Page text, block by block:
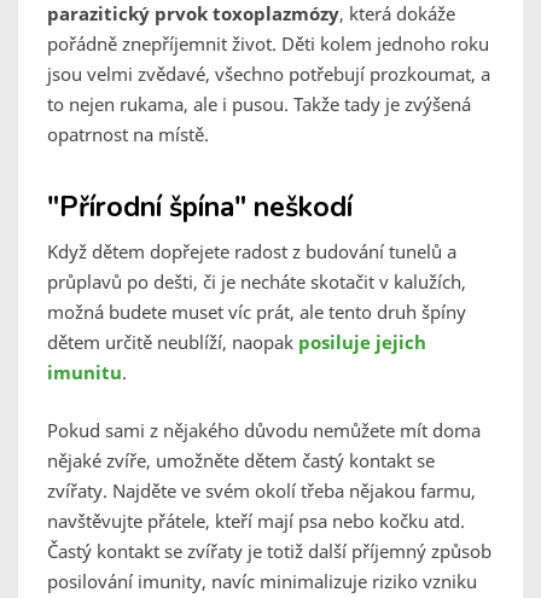
parazitický prvok toxoplazmózy, která dokáže
pořádně znepříjemnit život. Děti kolem jednoho roku
jsou velmi zvědavé, všechno potřebují prozkoumat, a
to nejen rukama, ale i pusou. Takže tady je zvýšená
opatrnost na místě.
"Přírodní špína" neškodí
Když dětem dopřejete radost z budování tunelů a
průplavů po dešti, či je necháte skotačit v kalužích,
možná budete muset víc prát, ale tento druh špíny
dětem určitě neublíží, naopak posiluje jejich
imunitu.
Pokud sami z nějakého důvodu nemůžete mít doma
nějaké zvíře, umožněte dětem častý kontakt se
zvířaty. Najděte ve svém okolí třeba nějakou farmu,
navštěvujte přátele, kteří mají psa nebo kočku atd.
Častý kontakt se zvířaty je totiž další příjemný způsob
posilování imunity, navíc minimalizuje riziko vzniku